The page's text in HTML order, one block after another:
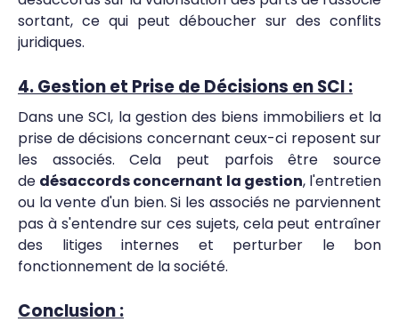
sortant, ce qui peut déboucher sur des conflits
juridiques.
4. Gestion et Prise de Décisions en SCI:
Dans une SCI, la gestion des biens immobiliers et la
prise de décisions concernant ceux-ci reposent sur
les associés. Cela peut parfois être source
de désaccords concernant la gestion, l'entretien
ou la vente d'un bien. Si les associés ne parviennent
pas à s'entendre sur ces sujets, cela peut entraîner
des litiges internes et perturber le bon
fonctionnement de la société.
Conclusion :